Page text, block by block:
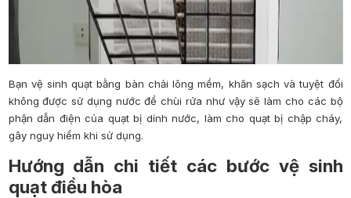
Bạn vệ sinh quạt bằng bàn chải lông mềm, khăn sạch và tuyệt đối
không được sử dụng nước để chùi rửa như vậy sẽ làm cho các bộ
phận dẫn điện của quạt bị dính nước, làm cho quạt bị chập cháy,
gây nguy hiểm khi sử dụng.
Hướng dẫn chi tiết các bước vệ sinh
quạt điều hòa